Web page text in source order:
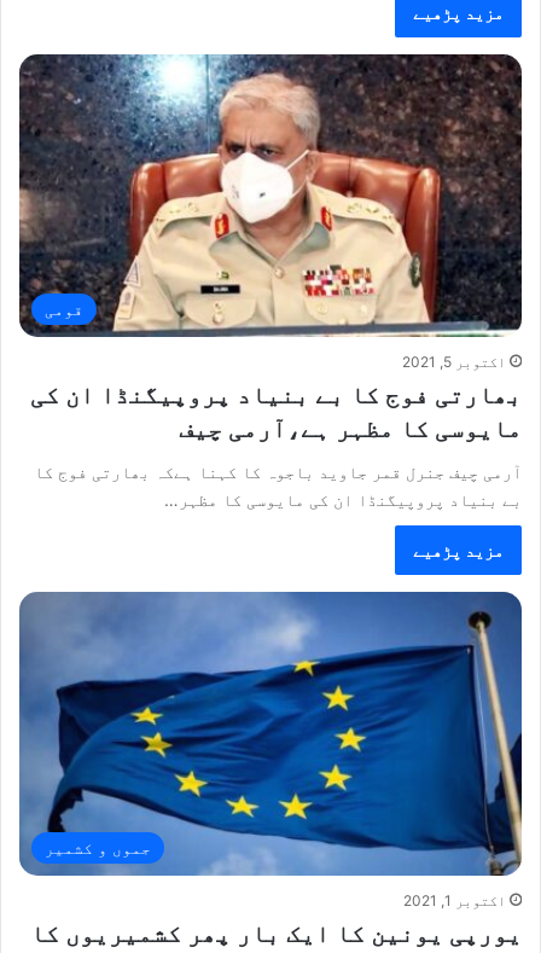
مزید پڑھیے
قومی
اکتوبر 5, 2021
بھارتی فوج کا بے بنیاد پروپیگنڈا ان کی
مایوسی کا مظہر ہے،آرمی چیف
آرمی چیف جنرل قمر جاوید باجوہ کا کہنا ہےکہ بھارتی فوج کا
بے بنیاد پروپیگنڈا ان کی مایوسی کا مظہر…
مزید پڑھیے
جموں و کشمیر
اکتوبر 1, 2021
یورپی یونین کا ایک بار پھر کشمیریوں کا